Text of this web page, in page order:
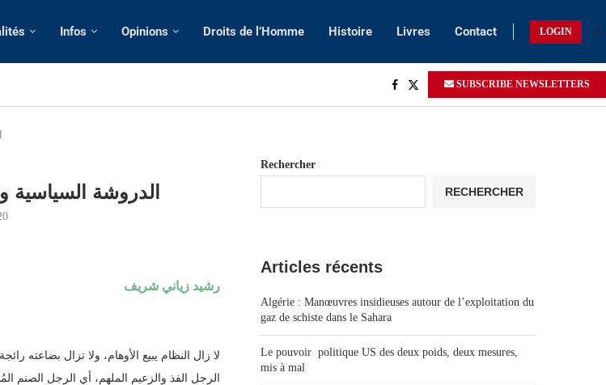
Infos Opinions Droits de l’Homme Histoire Livres Contact LOGIN
SUBSCRIBE NEWSLETTERS
الدروشة السياسية
رشيد زياني شريف
لا زال النظام يبيع الأوهام، ولا تزال بضاعته
الرجل الفذ والزعيم الملهم، أي الرجل
Rechercher
RECHERCHER
Articles récents
Algérie : Manœuvres insidieuses autour de l’exploitation du
gaz de schiste dans le Sahara
Le pouvoir politique US des deux poids, deux mesures,
mis à mal